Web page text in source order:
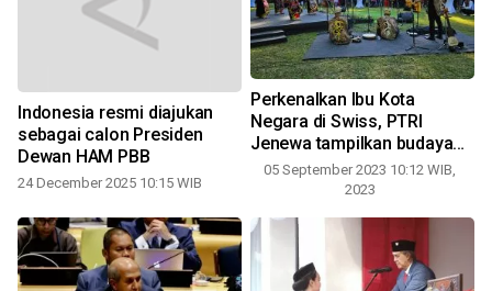
Indonesia resmi diajukan
sebagai calon Presiden
Dewan HAM PBB
24 December 2025 10:15 WIB
Perkenalkan Ibu Kota
Negara di Swiss, PTRI
Jenewa tampilkan budaya
Kaltim
05 September 2023 10:12 WIB,
2023